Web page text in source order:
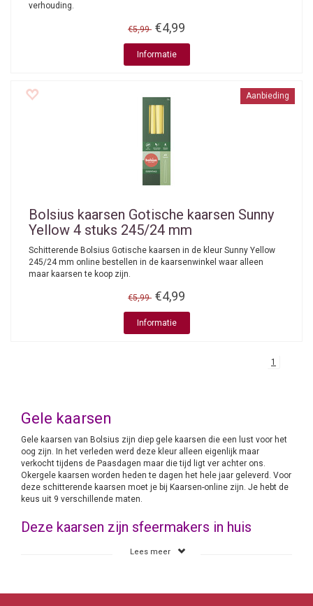
verhouding.
€5,99 €4,99
Informatie
Aanbieding
Bolsius kaarsen Gotische kaarsen Sunny
Yellow 4 stuks 245/24 mm
Schitterende Bolsius Gotische kaarsen in de kleur Sunny Yellow
245/24 mm online bestellen in de kaarsenwinkel waar alleen
maar kaarsen te koop zijn.
€5,99 €4,99
Informatie
1
Gele kaarsen
Gele kaarsen van Bolsius zijn diep gele kaarsen die een lust voor het
oog zijn. In het verleden werd deze kleur alleen eigenlijk maar
verkocht tijdens de Paasdagen maar die tijd ligt ver achter ons.
Okergele kaarsen worden heden te dagen het hele jaar geleverd. Voor
deze schitterende kaarsen moet je bij Kaarsen-online zijn. Je hebt de
keus uit 9 verschillende maten.
Deze kaarsen zijn sfeermakers in huis
Gele kaarsen zet je bij voorkeur op diverse plaatsen in huis neer. Het
hoeft helemaal niet meer de deur uit om de sfeer en de gezelligheid
Lees meer